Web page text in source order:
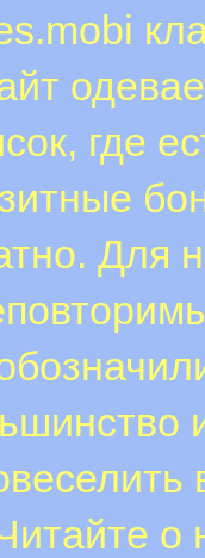
где
Для
о